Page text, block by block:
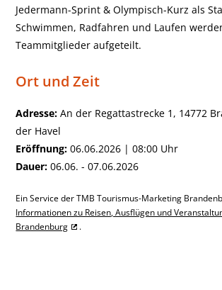
Jedermann-Sprint & Olympisch-Kurz als
Schwimmen, Radfahren und Laufen
Teammitglieder aufgeteilt.
Ort und Zeit
Adresse: An der Regattastrecke 1, 14772
der Havel
Eröffnung: 06.06.2026 | 08:00 Uhr
Dauer: 06.06. - 07.06.2026
Ein Service der TMB Tourismus-Marketing
Informationen zu Reisen, Ausflügen und
Brandenburg
.